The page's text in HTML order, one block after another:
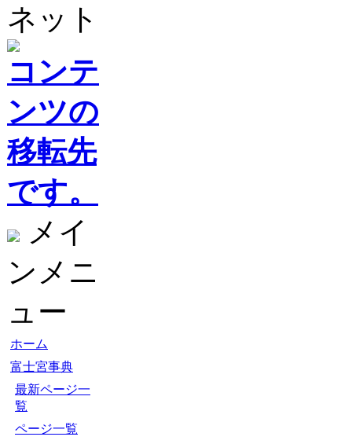
ネット
コンテ
ンツの
移転先
です。
メイ
ンメニ
ュー
ホーム
富士宮事典
最新ページ一
覧
ページ一覧